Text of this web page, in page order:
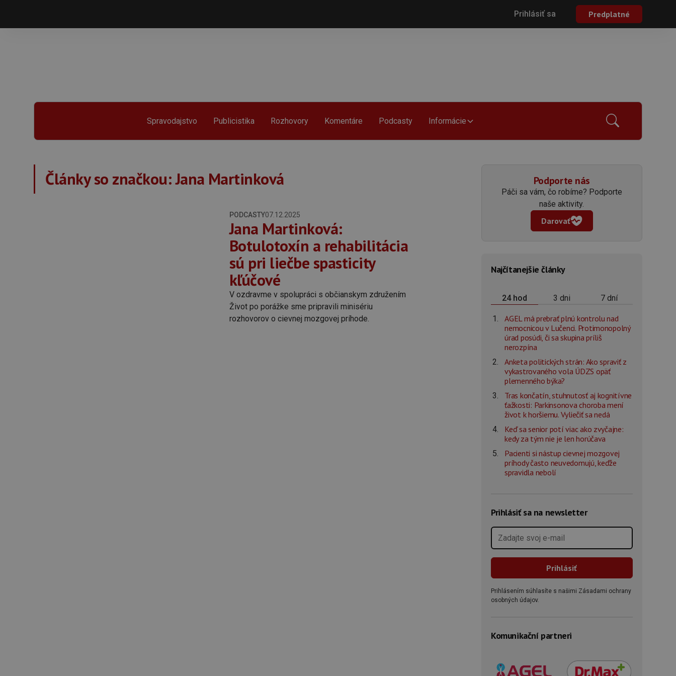
Prihlásiť sa Predplatné
Spravodajstvo Publicistika Rozhovory Komentáre Podcasty Informácie
Články so značkou:Jana Martinková
PODCASTY07.12.2025
Jana Martinková:
Botulotoxín a rehabilitácia
sú pri liečbe spasticity
kľúčové
V ozdravme v spolupráci s občianskym združením
Život po porážke sme pripravili minisériu
rozhovorov o cievnej mozgovej príhode.
Podporte nás
Páči sa vám, čo robíme? Podporte
naše aktivity.
Darovať
Najčítanejšie články
24 hod 3 dni 7 dní
AGEL má prebrať plnú kontrolu nad
nemocnicou v Lučenci. Protimonopolný
úrad posúdi, či sa skupina príliš
nerozpína
Anketa politických strán: Ako spraviť z
vykastrovaného vola ÚDZS opäť
plemenného býka?
Tras končatín, stuhnutosť aj kognitívne
ťažkosti: Parkinsonova choroba mení
život k horšiemu. Vyliečiť sa nedá
Keď sa senior potí viac ako zvyčajne:
kedy za tým nie je len horúčava
Pacienti si nástup cievnej mozgovej
príhody často neuvedomujú, keďže
spravidla nebolí
Prihlásiť sa na newsletter
Prihlásením súhlasíte s našimi Zásadami ochrany
osobných údajov.
Komunikační partneri